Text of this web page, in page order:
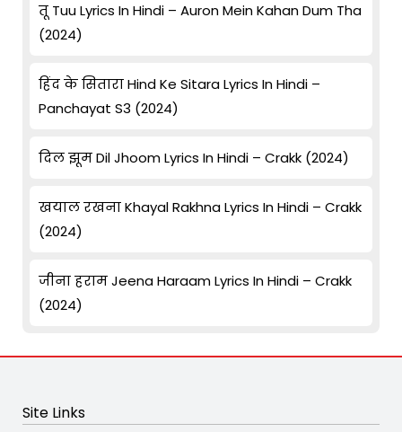
तू Tuu Lyrics In Hindi – Auron Mein Kahan Dum Tha
(2024)
हिंद के सितारा Hind Ke Sitara Lyrics In Hindi –
Panchayat S3 (2024)
दिल झूम Dil Jhoom Lyrics In Hindi – Crakk (2024)
खयाल रखना Khayal Rakhna Lyrics In Hindi – Crakk
(2024)
जीना हराम Jeena Haraam Lyrics In Hindi – Crakk
(2024)
Site Links